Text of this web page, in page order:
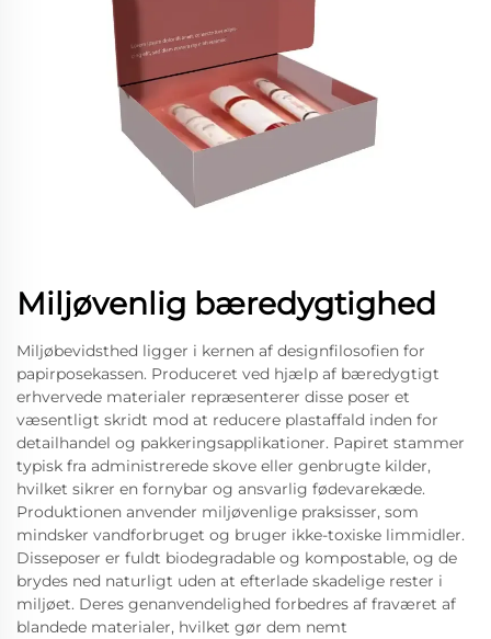
Miljøvenlig bæredygtighed
Miljøbevidsthed ligger i kernen af designfilosofien for
papirposekassen. Produceret ved hjælp af bæredygtigt
erhvervede materialer repræsenterer disse poser et
væsentligt skridt mod at reducere plastaffald inden for
detailhandel og pakkeringsapplikationer. Papiret stammer
typisk fra administrerede skove eller genbrugte kilder,
hvilket sikrer en fornybar og ansvarlig fødevarekæde.
Produktionen anvender miljøvenlige praksisser, som
mindsker vandforbruget og bruger ikke-toxiske limmidler.
Disseposer er fuldt biodegradable og kompostable, og de
brydes ned naturligt uden at efterlade skadelige rester i
miljøet. Deres genanvendelighed forbedres af fraværet af
blandede materialer, hvilket gør dem nemt